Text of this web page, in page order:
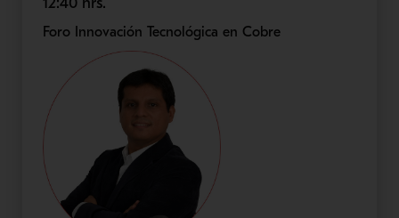
Foro Innovación Tecnológica en Cobre